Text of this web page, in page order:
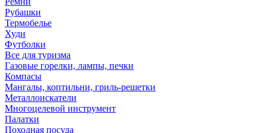
Рубашки
Термобелье
Худи
Футболки
Все для туризма
Газовые горелки, лампы, печки
Компасы
Мангалы, коптильни, гриль-решетки
Металлоискатели
Многоцелевой инструмент
Палатки
Походная посуда